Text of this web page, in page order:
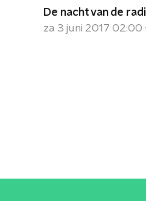
De nacht van de
za 3 juni 2017